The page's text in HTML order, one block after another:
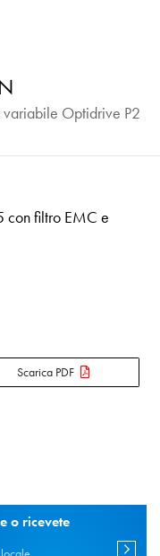
variabile Optidrive P2
con filtro EMC e
Scarica PDF
o ricevete